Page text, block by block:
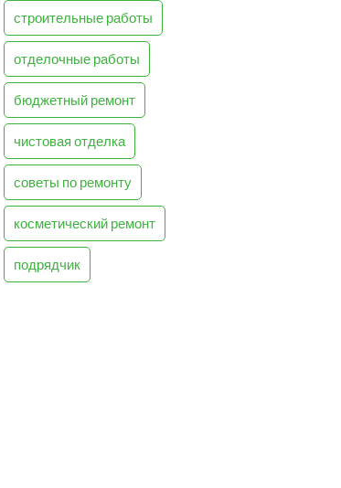
строительные работы
отделочные работы
бюджетный ремонт
чистовая отделка
советы по ремонту
косметический ремонт
подрядчик